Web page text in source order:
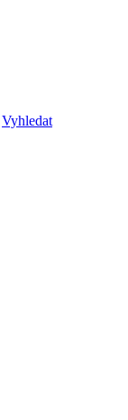
Vyhledat